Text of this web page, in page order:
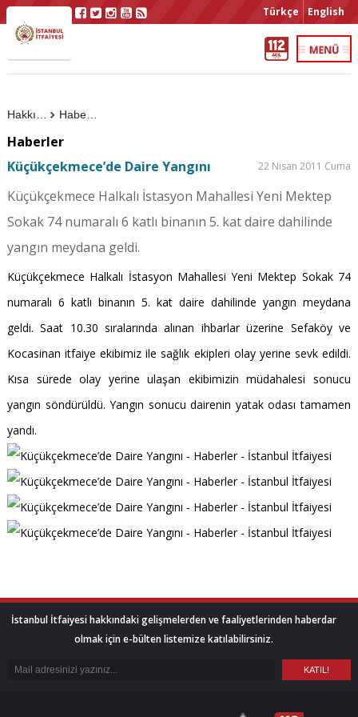
Türkçe English
Haberler
Haberler
Küçükçekmece’de Daire Yangını
22 Nisan 2011 Cuma
Küçükçekmece Halkalı İstasyon Mahallesi Yeni Mektep
Sokak 74 numaralı 6 katlı binanın 5. kat daire dahilinde
yangın meydana geldi.
Küçükçekmece Halkalı İstasyon Mahallesi Yeni Mektep Sokak 74
numaralı 6 katlı binanın 5. kat daire dahilinde yangın meydana
geldi. Saat 10.30 sıralarında alınan ihbarlar üzerine Sefaköy ve
Kocasinan itfaiye ekibimiz ile sağlık ekipleri olay yerine sevk edildi.
Kısa sürede olay yerine ulaşan ekibimizin müdahalesi sonucu
yangın söndürüldü. Yangın sonucu dairenin yatak odası tamamen
yandı.
İstanbul İtfaiyesi hakkındaki gelişmelerden ve faaliyetlerinden haberdar
olmak için e-bülten listemize katılabilirsiniz.